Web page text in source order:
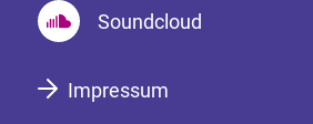
Soundcloud
Impressum